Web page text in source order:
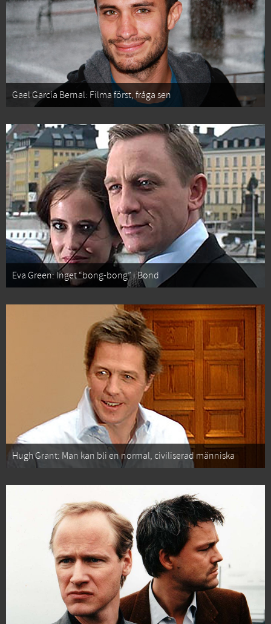
Gael García Bernal: Filma först, fråga sen
Eva Green: Inget “bong-bong” i Bond
Hugh Grant: Man kan bli en normal, civiliserad människa